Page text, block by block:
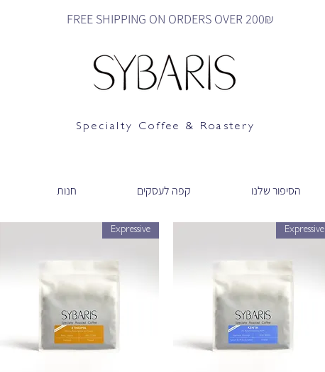
Specialty Coffee & Roastery
FREE SHIPPING ON ORDERS OVER 200₪
חנות קפה לעסקים הסיפור שלנו
Expressive
Expressive